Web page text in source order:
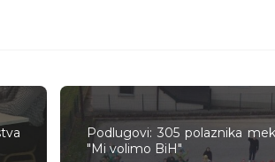
Podlugovi: 305 polaznika
"Mi volimo BiH"